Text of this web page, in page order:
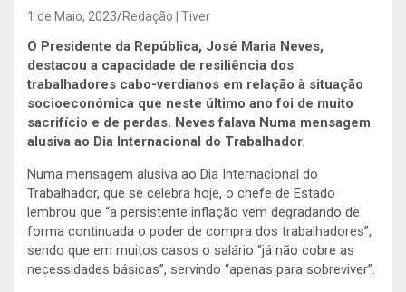
1 de Maio, 2023 Redação | Tiver
O Presidente da República, José Maria Neves,
destacou a capacidade de resiliência dos
trabalhadores cabo-verdianos em relação à situação
socioeconómica que neste último ano foi de muito
sacrifício e de perdas. Neves falava Numa mensagem
alusiva ao Dia Internacional do Trabalhador.
Numa mensagem alusiva ao Dia Internacional do
Trabalhador, que se celebra hoje, o chefe de Estado
lembrou que “a persistente inflação vem degradando de
forma continuada o poder de compra dos trabalhadores”,
sendo que em muitos casos o salário “já não cobre as
necessidades básicas”, servindo “apenas para sobreviver”.